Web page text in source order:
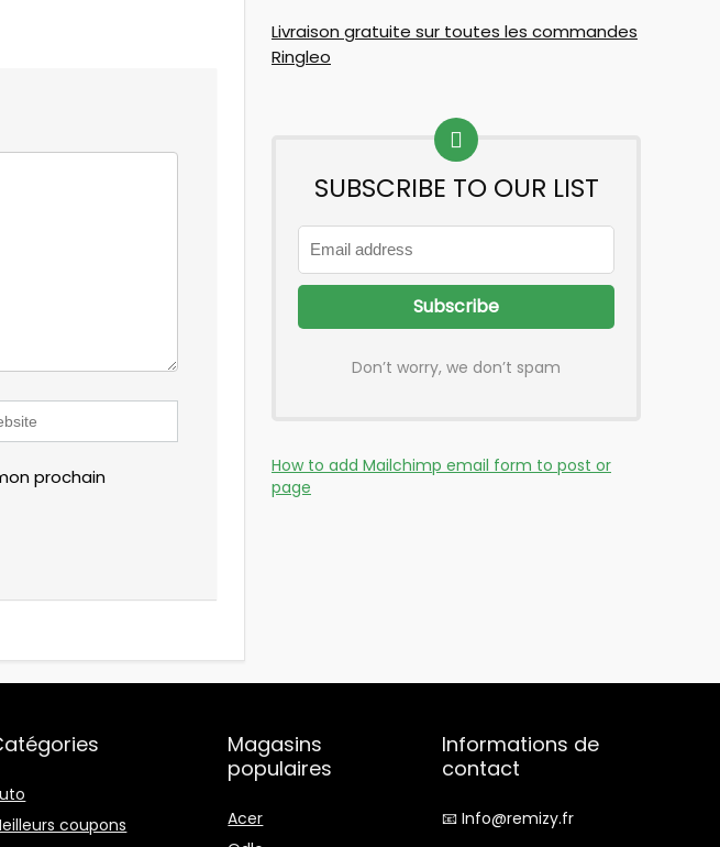
prochain
Livraison gratuite sur toutes les commandes
Ringleo
SUBSCRIBE TO OUR LIST
Don’t worry, we don’t spam
How to add Mailchimp email form to post or
page
coupons
Magasins
populaires
Acer
Informations de
contact
📧 Info@remizy.fr